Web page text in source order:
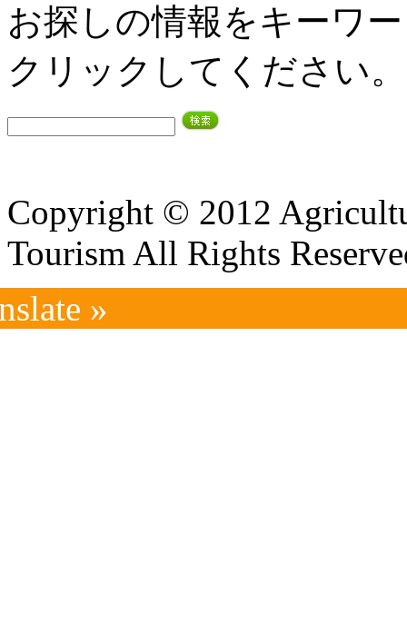
お探しの情報をキーワ
クリックしてください。
Copyright © 2012
Tourism All Rights
»